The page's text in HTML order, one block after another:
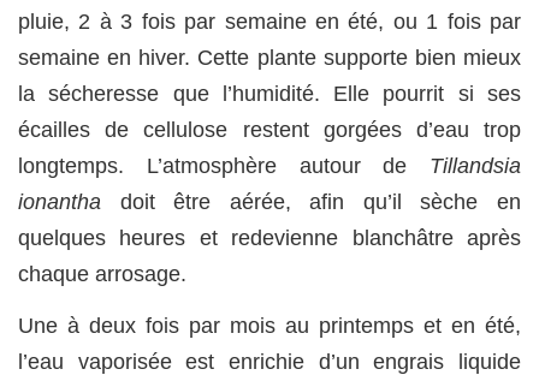
pluie, 2 à 3 fois par semaine en été, ou 1 fois par
semaine en hiver. Cette plante supporte bien mieux
la sécheresse que l’humidité. Elle pourrit si ses
écailles de cellulose restent gorgées d’eau trop
longtemps. L’atmosphère autour de Tillandsia
ionantha doit être aérée, afin qu’il sèche en
quelques heures et redevienne blanchâtre après
chaque arrosage.
Une à deux fois par mois au printemps et en été,
l’eau vaporisée est enrichie d’un engrais liquide